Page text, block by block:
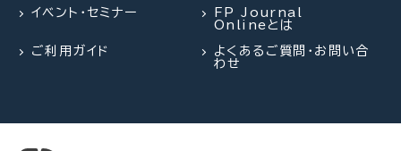
「知らなかった」じゃ済まされない
飛行機搭乗時の新ルール
2026.07.28
【資産形成】資産運用、正しくできて
いますか？（平井美穂氏）
2026.07.30
熱中症や水辺の事故……夏のアク
シデントに民間保険は使えるの
か？
イベント・セミナー
FP Journal
Onlineとは
ご利用ガイド
よくあるご質問・お問い合
わせ